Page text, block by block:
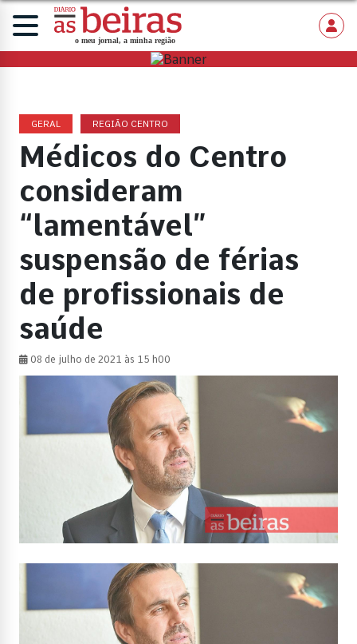
GERAL REGIÃO CENTRO
Médicos do Centro
consideram
“lamentável”
suspensão de férias
de profissionais de
saúde
08 de julho de 2021 às 15 h00